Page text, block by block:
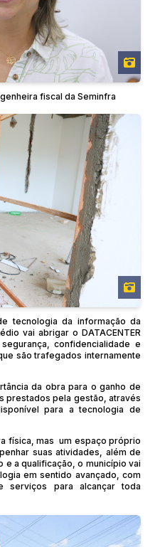
fiscal da Seminfra
tecnologia da informação da
vai abrigar o DATACENTER
confidencialidade e
são trafegados internamente
da obra para o ganho de
prestados pela gestão, através
para a tecnologia de
física, mas um espaço próprio
suas atividades, além de
a qualificação, o município vai
em sentido avançado, com
serviços para alcançar toda